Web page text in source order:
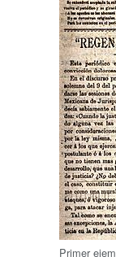
Primer